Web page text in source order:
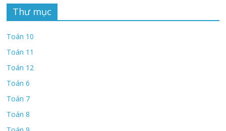
Thư mục
Toán 10
Toán 11
Toán 12
Toán 6
Toán 7
Toán 8